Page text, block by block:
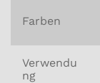
Farben
Verwendu
ng